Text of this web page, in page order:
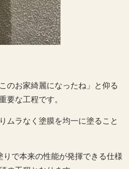
のお家綺麗になったね」と仰る
要な工程です。
ムラなく塗膜を均一に塗ること
りで本来の性能が発揮できる仕様